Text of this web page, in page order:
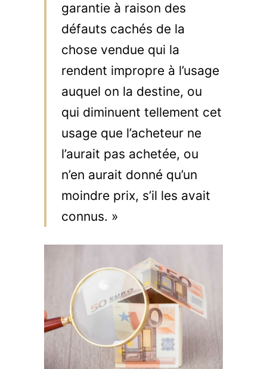
garantie à raison des
défauts cachés de la
chose vendue qui la
rendent impropre à l’usage
auquel on la destine, ou
qui diminuent tellement cet
usage que l’acheteur ne
l’aurait pas achetée, ou
n’en aurait donné qu’un
moindre prix, s’il les avait
connus. »